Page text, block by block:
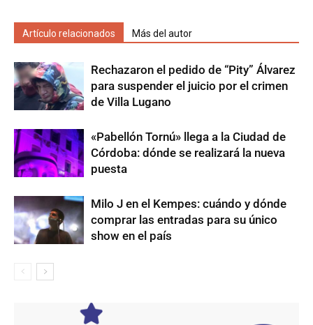
Artículo relacionados Más del autor
Rechazaron el pedido de “Pity” Álvarez
para suspender el juicio por el crimen
de Villa Lugano
«Pabellón Tornú» llega a la Ciudad de
Córdoba: dónde se realizará la nueva
puesta
Milo J en el Kempes: cuándo y dónde
comprar las entradas para su único
show en el país